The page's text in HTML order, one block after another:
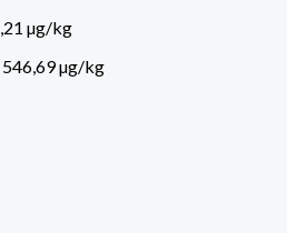
µg/kg
µg/kg